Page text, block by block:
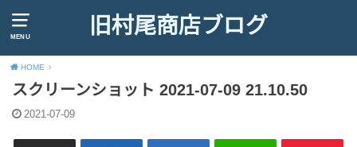
MENU 旧村尾商店ブログ
HOME
スクリーンショット 2021-07-09 21.10.50
2021-07-09